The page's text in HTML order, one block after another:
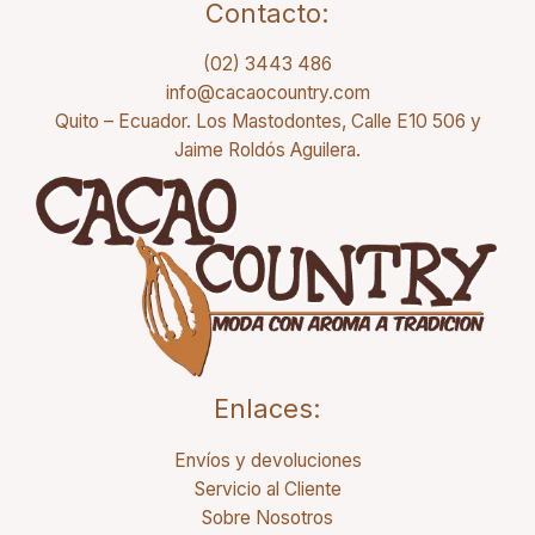
Contacto:
(02) 3443 486
info@cacaocountry.com
Quito – Ecuador. Los Mastodontes, Calle E10 506 y
Jaime Roldós Aguilera.
Enlaces:
Envíos y devoluciones
Servicio al Cliente
Sobre Nosotros